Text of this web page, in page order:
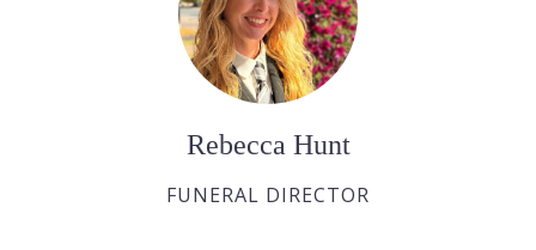
Rebecca Hunt
FUNERAL DIRECTOR